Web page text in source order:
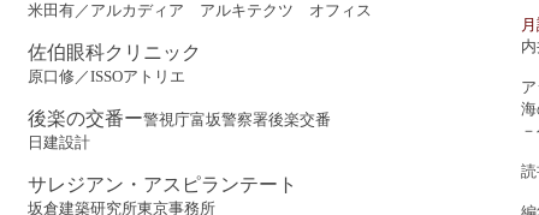
米田有／アルカディア アルキテクツ オフィス
佐伯眼科クリニック
原口修／ISSOアトリエ
後楽の交番ー警視庁富坂警察署後楽交番
日建設計
サレジアン・アスピランテート
坂倉建築研究所東京事務所